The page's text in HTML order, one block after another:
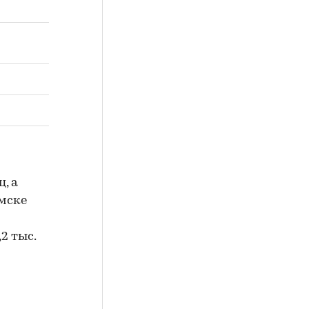
а
тыс.